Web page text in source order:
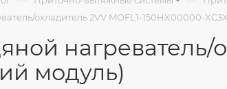
охладитель 2VV MOFL1-150HX00000-
нагреватель/
модуль)